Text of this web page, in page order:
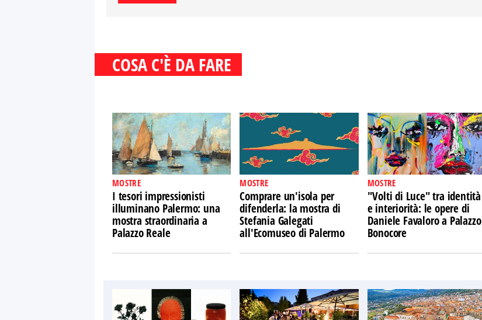
COSA C'È DA FARE
MOSTRE
I tesori impressionisti
illuminano Palermo: una
mostra straordinaria a
Palazzo Reale
MOSTRE
Comprare un'isola per
difenderla: la mostra di
Stefania Galegati
all'Ecomuseo di Palermo
MOSTRE
"Volti di Luce" tra identità
e interiorità: le opere di
Daniele Favaloro a Palazzo
Bonocore